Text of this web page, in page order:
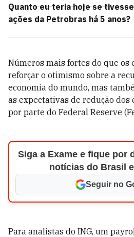
Quanto eu teria hoje se
ações da Petrobras há 5 anos?
Números mais fortes do que os
reforçar o otimismo sobre a
economia do mundo, mas
as expectativas de redução
por parte do Federal Reserve
Siga a Exame e fique por
notícias do Brasil
Seguir no
Para analistas do ING, um